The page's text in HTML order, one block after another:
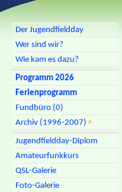
Der Jugendfieldday
Wer sind wir?
Wie kam es dazu?
Programm 2026
Ferienprogramm
Fundbüro (0)
Archiv (1996-2007)
Jugendfieldday-Diplom
Amateurfunkkurs
QSL-Galerie
Foto-Galerie